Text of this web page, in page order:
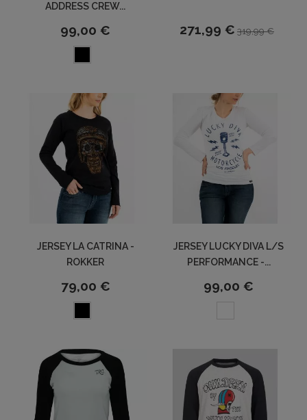
ADDRESS CREW...
99,00 € 271,99 € 319,99 €
JERSEY LA CATRINA -
ROKKER
79,00 €
JERSEY LUCKY DIVA L/S
PERFORMANCE -...
99,00 €